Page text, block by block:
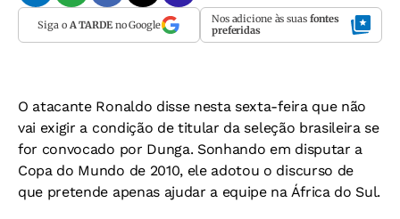
Siga o A TARDEno Google Nos adicione às suas fontes
preferidas
O atacante Ronaldo disse nesta sexta-feira que não
vai exigir a condição de titular da seleção brasileira se
for convocado por Dunga. Sonhando em disputar a
Copa do Mundo de 2010, ele adotou o discurso de
que pretende apenas ajudar a equipe na África do Sul.